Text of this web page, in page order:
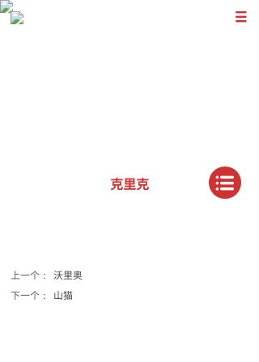
克里克
上一个： 沃里奥
下一个：
山猫